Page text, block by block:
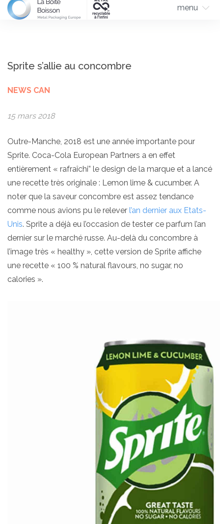
menu
Sprite s’allie au concombre
NEWS CAN
15 mars 2018
Outre-Manche, 2018 est une année importante pour
Sprite. Coca-Cola European Partners a en effet
entièrement « rafraîchi” le design de la marque et a lancé
une recette très originale : Lemon lime & cucumber. A
noter que la saveur concombre est assez tendance
comme nous avions pu le relever l’an dernier aux Etats-
Unis. Sprite a déjà eu l’occasion de tester ce parfum l’an
dernier sur le marché russe. Au-delà du concombre à
l’image très « healthy », cette version de Sprite affiche
une recette « 100 % natural flavours, no sugar, no
calories ».